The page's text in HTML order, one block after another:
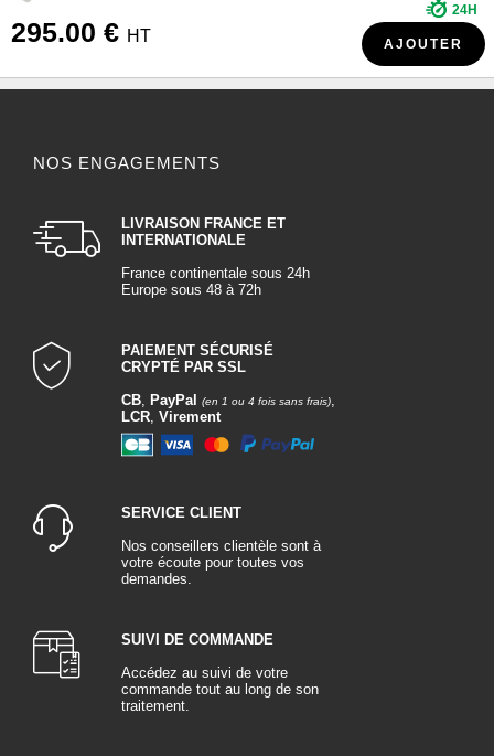
295.00 € HT
24H
AJOUTER
NOS ENGAGEMENTS
LIVRAISON FRANCE ET
INTERNATIONALE
France continentale sous 24h
Europe sous 48 à 72h
PAIEMENT SÉCURISÉ
CRYPTÉ PAR SSL
CB, PayPal (en 1 ou 4 fois sans frais),
LCR, Virement
SERVICE CLIENT
Nos conseillers clientèle sont à
votre écoute pour toutes vos
demandes.
SUIVI DE COMMANDE
Accédez au suivi de votre
commande tout au long de son
traitement.